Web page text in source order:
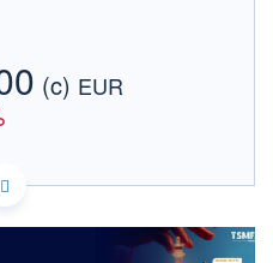
FORUM
ACTIONNAIRES
(c) EUR
RÉEL